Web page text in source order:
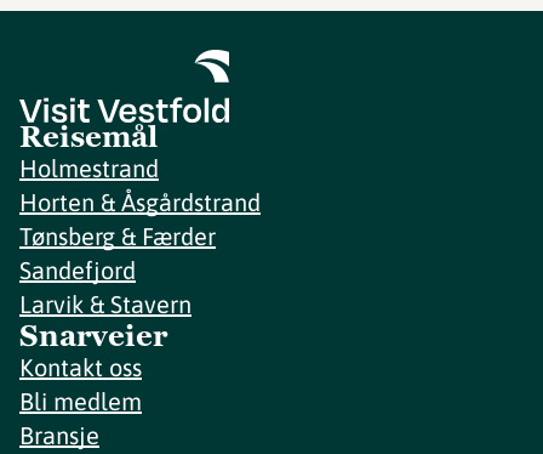
Reisemål
Holmestrand
Horten & Åsgårdstrand
Tønsberg & Færder
Sandefjord
Larvik & Stavern
Snarveier
Kontakt oss
Bli medlem
Bransje